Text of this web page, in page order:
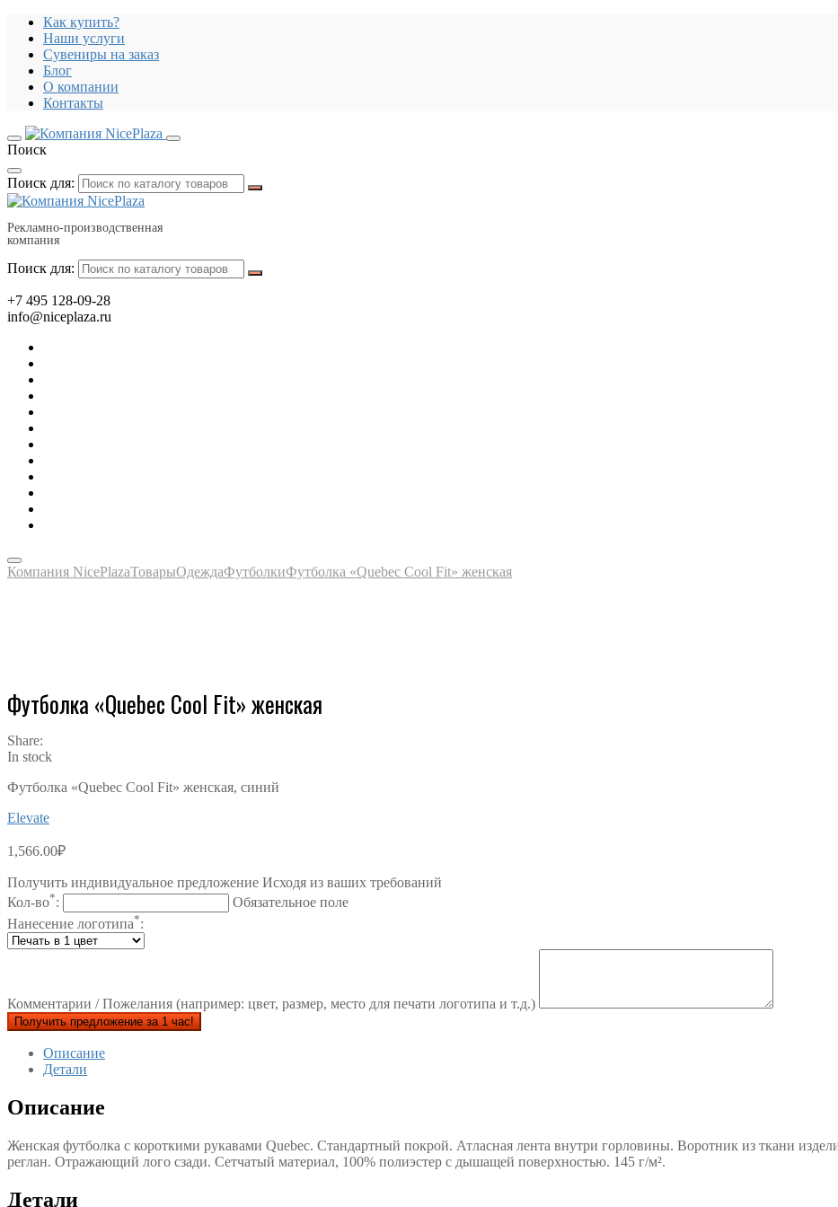
Как купить?
Наши услуги
Сувениры на заказ
Блог
О компании
Контакты
Поиск
Поиск для:
Рекламно-производственная
компания
Поиск для:
+7 495 128-09-28
info@niceplaza.ru
Компания NicePlazaТоварыОдеждаФутболкиФутболка «Quebec Cool Fit» женская
Футболка «Quebec Cool Fit» женская
Share:
In stock
Футболка «Quebec Cool Fit» женская, синий
Elevate
1,566.00₽
Получить индивидуальное предложение Исходя из ваших требований
Кол-во*:
Обязательное поле
Нанесение логотипа*:
Комментарии / Пожелания (например: цвет, размер, место для печати логотипа и т.д.)
Получить предложение за 1 час!
Описание
Детали
Описание
Женская футболка с короткими рукавами Quebec. Стандартный покрой. Атласная лента внутри горловины. Воротник из ткани
реглан. Отражающий лого сзади. Сетчатый материал, 100% полиэстер с дышащей поверхностью. 145 г/м².
Детали